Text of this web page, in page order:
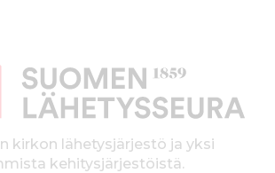
kirkon lähetysjärjestö ja yksi
kehitysjärjestöistä.